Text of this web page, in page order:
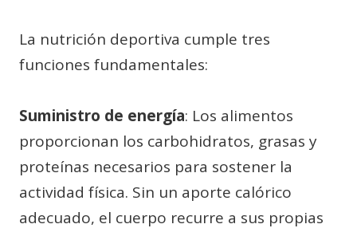
La nutrición deportiva cumple tres
funciones fundamentales:
Suministro de energía: Los alimentos
proporcionan los carbohidratos, grasas y
proteínas necesarios para sostener la
actividad física. Sin un aporte calórico
adecuado, el cuerpo recurre a sus propias